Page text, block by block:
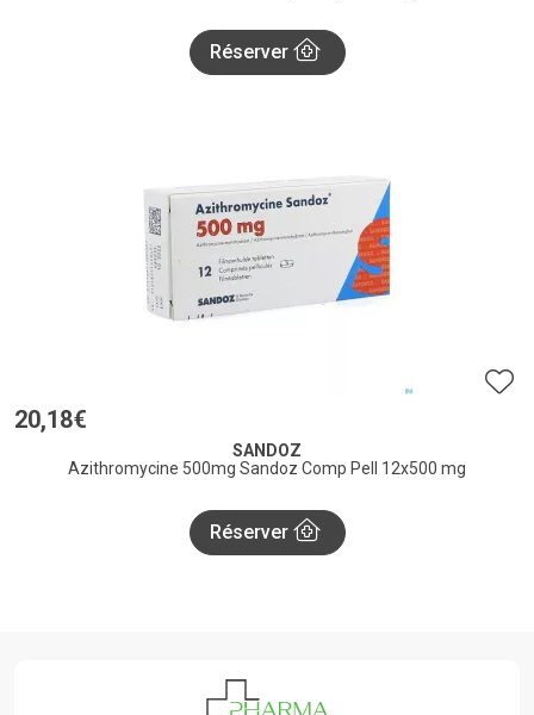
Réserver
20,18€
SANDOZ
Azithromycine 500mg Sandoz Comp Pell 12x500 mg
Réserver